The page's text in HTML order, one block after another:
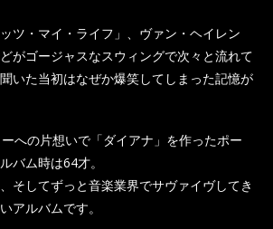
ツ・マイ・ライフ」、ヴァン・ヘイレン
がゴージャスなスウィングで次々と流れて
いた当初はなぜか爆笑してしまった記憶が
への片想いで「ダイアナ」を作ったポー
バム時は64才。
そしてずっと音楽業界でサヴァイヴしてき
アルバムです。